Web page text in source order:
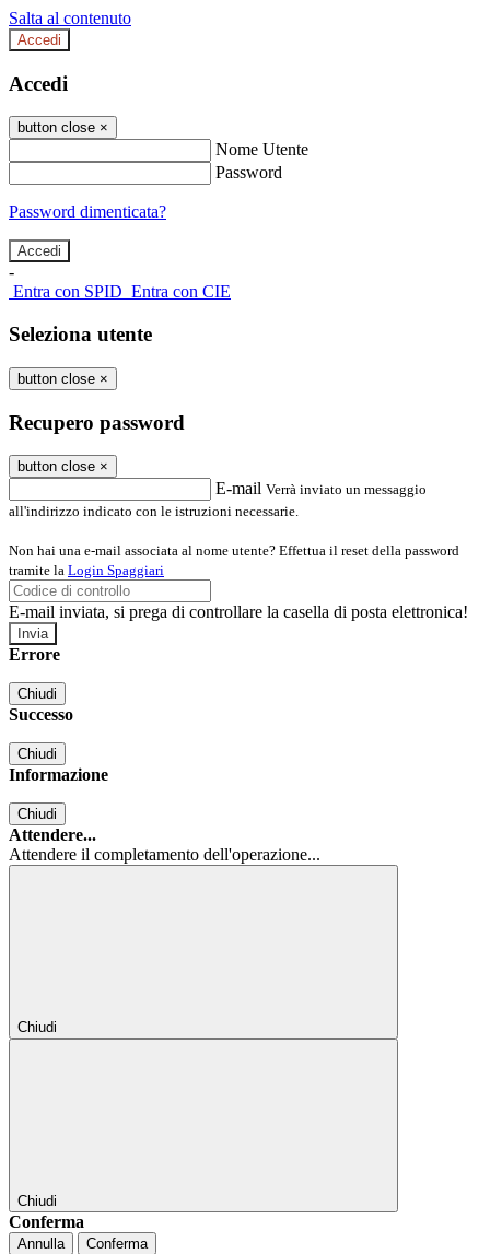
Salta al contenuto
Accedi
Accedi
button close ×
Nome Utente
Password
Password dimenticata?
-
Entra con SPID Entra con CIE
Seleziona utente
button close ×
Recupero password
button close ×
E-mail Verrà inviato un messaggio
all'indirizzo indicato con le istruzioni necessarie.
Non hai una e-mail associata al nome utente? Effettua il reset della password
tramite la Login Spaggiari
E-mail inviata, si prega di controllare la casella di posta elettronica!
Errore
Chiudi
Successo
Chiudi
Informazione
Chiudi
Attendere...
Attendere il completamento dell'operazione...
Chiudi
Chiudi
Conferma
Annulla Conferma